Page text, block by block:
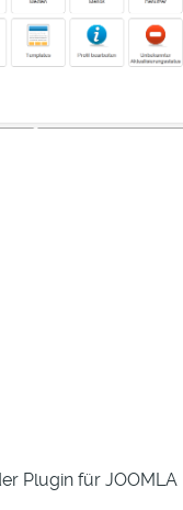
Plugin für JOOMLA